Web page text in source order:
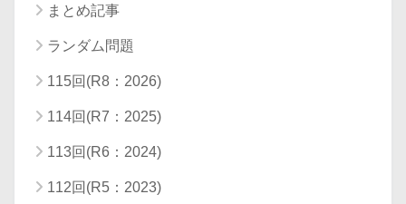
まとめ記事
ランダム問題
115回(R8：2026)
114回(R7：2025)
113回(R6：2024)
112回(R5：2023)